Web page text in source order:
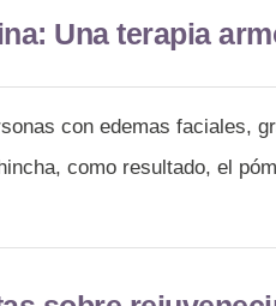
Una terapia
con edemas faciales,
como resultado, el